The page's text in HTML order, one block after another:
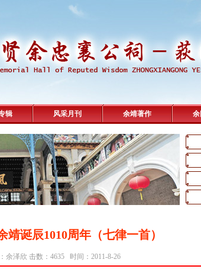
辑 风采月刊 余靖著作
靖诞辰1010周年（七律一首）
余泽欣 击数：4635 时间：2011-8-26